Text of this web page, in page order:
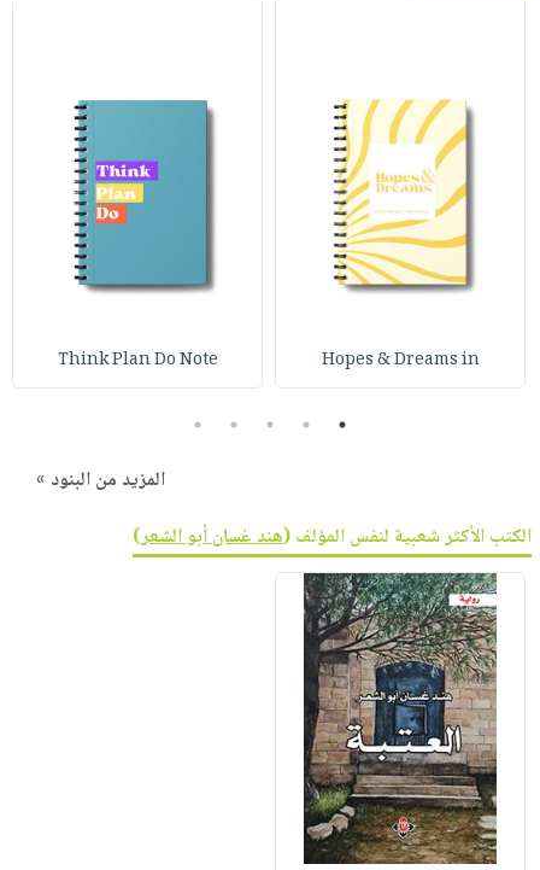
تواصل
Hopes & Dreams in
Think Plan Do Note
1
2
3
4
5
المزيد من البنود »
الكتب الأكثر شعبية لنفس المؤلف (هند غسان أبو الشعر)